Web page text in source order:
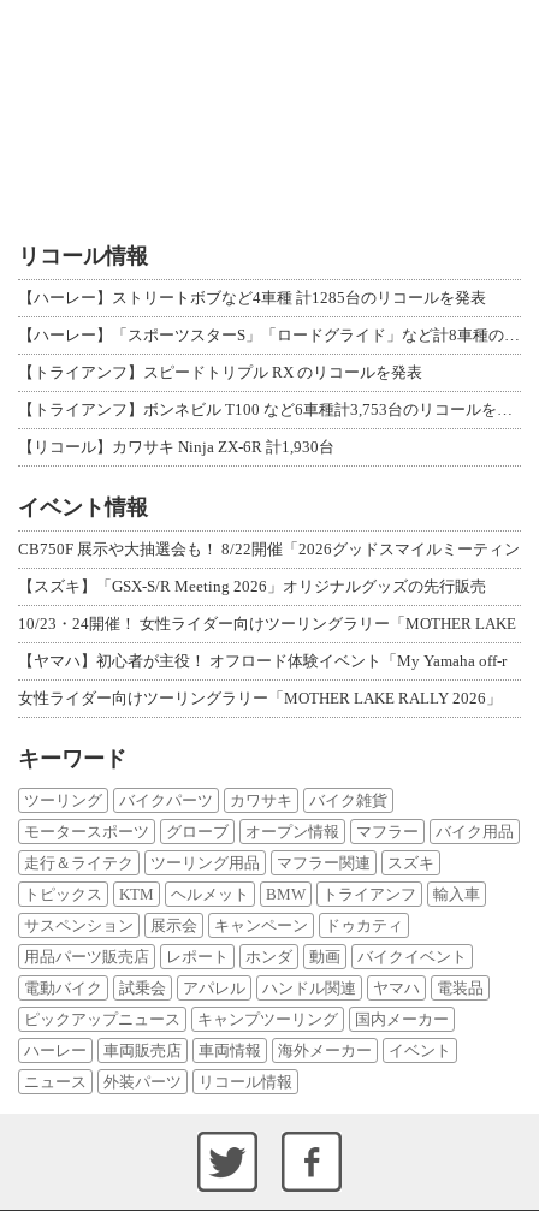
リコール情報
【ハーレー】ストリートボブなど4車種 計1285台のリコールを発表
【ハーレー】「スポーツスターS」「ロードグライド」など計8車種のリコールを発表
【トライアンフ】スピードトリプル RX のリコールを発表
【トライアンフ】ボンネビル T100 など6車種計3,753台のリコールを発表
【リコール】カワサキ Ninja ZX-6R 計1,930台
イベント情報
CB750F 展示や大抽選会も！ 8/22開催「2026グッドスマイルミーティン
【スズキ】「GSX-S/R Meeting 2026」オリジナルグッズの先行販売
10/23・24開催！ 女性ライダー向けツーリングラリー「MOTHER LAKE
【ヤマハ】初心者が主役！ オフロード体験イベント「My Yamaha off-r
女性ライダー向けツーリングラリー「MOTHER LAKE RALLY 2026」
キーワード
ツーリング バイクパーツ カワサキ
バイク雑貨
モータースポーツ
グローブ オープン情報 マフラー
バイク用品
走行＆ライテク
ツーリング用品 マフラー関連
スズキ
トピックス
KTM ヘルメット BMW トライアンフ
輸入車
サスペンション
展示会 キャンペーン
ドゥカティ
用品パーツ販売店
レポート ホンダ 動画
バイクイベント
電動バイク
試乗会 アパレル ハンドル関連 ヤマハ
電装品
ピックアップニュース
キャンプツーリング
国内メーカー
ハーレー
車両販売店 車両情報 海外メーカー
イベント
ニュース
外装パーツ リコール情報